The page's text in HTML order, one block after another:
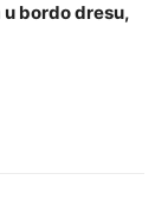
bordo dresu,